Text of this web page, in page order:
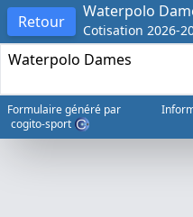
Retour
Waterpolo
Cotisation 2026-
Waterpolo Dames
Formulaire généré par
cogito-sport